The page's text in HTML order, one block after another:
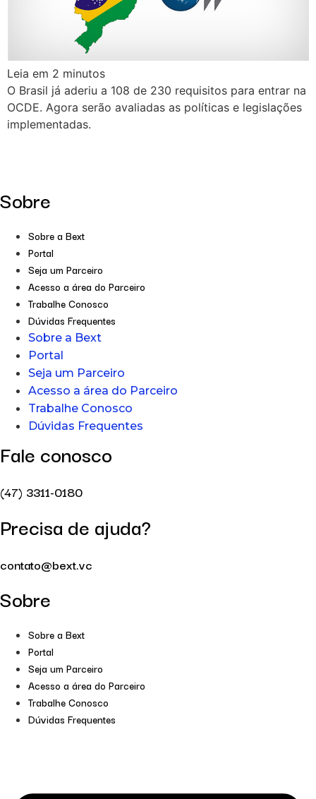
Leia em 2 minutos
O Brasil já aderiu a 108 de 230 requisitos para entrar na
OCDE. Agora serão avaliadas as políticas e legislações
implementadas.
Sobre
Sobre a Bext
Portal
Seja um Parceiro
Acesso a área do Parceiro
Trabalhe Conosco
Dúvidas Frequentes
Sobre a Bext
Portal
Seja um Parceiro
Acesso a área do Parceiro
Trabalhe Conosco
Dúvidas Frequentes
Fale conosco
(47) 3311-0180
Precisa de ajuda?
contato@bext.vc
Sobre
Sobre a Bext
Portal
Seja um Parceiro
Acesso a área do Parceiro
Trabalhe Conosco
Dúvidas Frequentes